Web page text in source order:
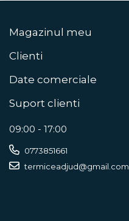
Magazinul meu
Clienti
Date comerciale
Suport clienti
09:00 - 17:00
0773851661
termiceadjud@gmail.com